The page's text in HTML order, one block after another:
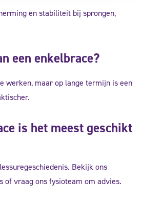
en stabiliteit bij sprongen,
een enkelbrace?
werken, maar op lange termijn is een
is het meest geschikt
Bekijk ons
of vraag ons fysioteam om advies.